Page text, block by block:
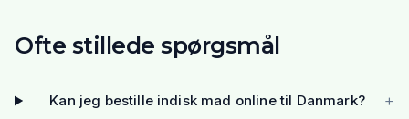
Ofte stillede spørgsmål
Kan jeg bestille indisk mad online til Danmark? +